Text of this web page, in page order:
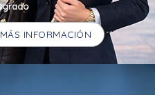
MÁS INFORMACIÓN